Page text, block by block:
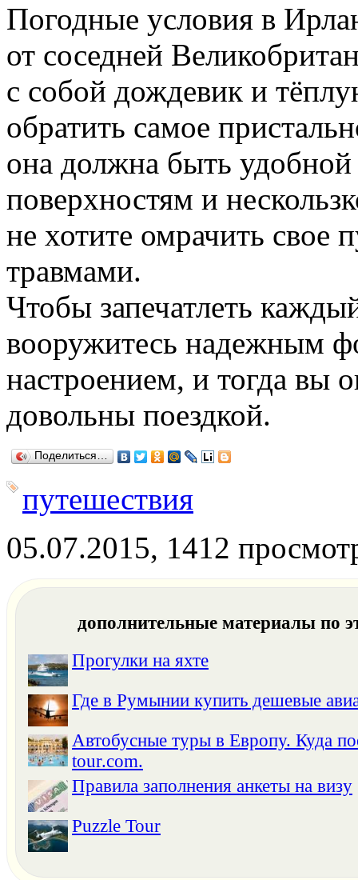
Погодные условия в
от соседней
с собой дождевик и
обратить самое
она должна быть
поверхностям и
не хотите омрачить свое
травмами.
Чтобы запечатлеть
вооружитесь надежным
настроением, и тогда вы
довольны поездкой.
Поделиться…
путешествия
05.07.2015, 1412
дополнительные материалы по
Прогулки на яхте
Где в Румынии купить дешевые
Автобусные туры в Европу. Куда
tour.com.
Правила заполнения анкеты на визу
Puzzle Tour